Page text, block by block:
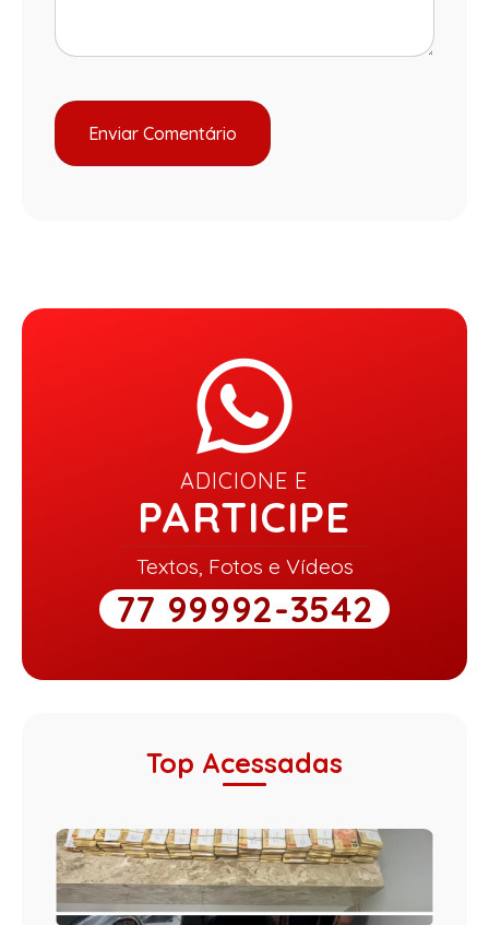
ADICIONE E
PARTICIPE
Textos, Fotos e Vídeos
77 99992-3542
Top Acessadas